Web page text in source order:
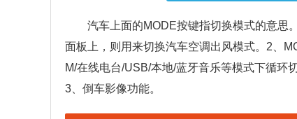
汽车上面的MODE按键指切换模式的意思
面板上，则用来切换汽车空调出风模式。2、
M/在线电台/USB/本地/蓝牙音乐等模式下循环
3、倒车影像功能。